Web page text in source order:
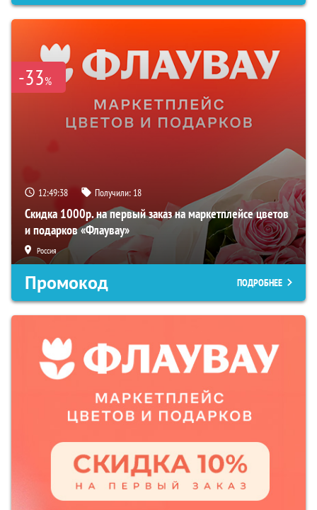
-33%
12:49:37 Получили: 18
Скидка 1000р. на первый заказ на маркетплейсе цветов
и подарков «Флаувау»
Россия
Промокод ПОДРОБНЕЕ